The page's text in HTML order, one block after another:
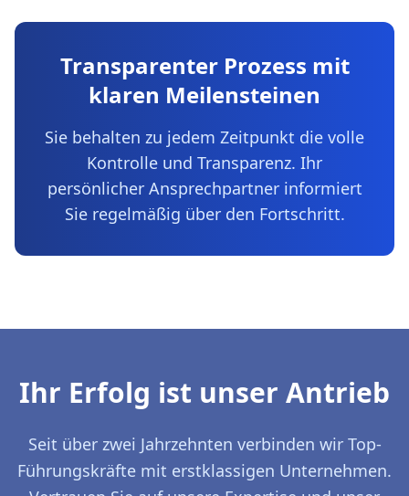
Transparenter Prozess mit
klaren Meilensteinen
Sie behalten zu jedem Zeitpunkt die volle
Kontrolle und Transparenz. Ihr
persönlicher Ansprechpartner informiert
Sie regelmäßig über den Fortschritt.
Ihr Erfolg ist unser Antrieb
Seit über zwei Jahrzehnten verbinden wir Top-
Führungskräfte mit erstklassigen Unternehmen.